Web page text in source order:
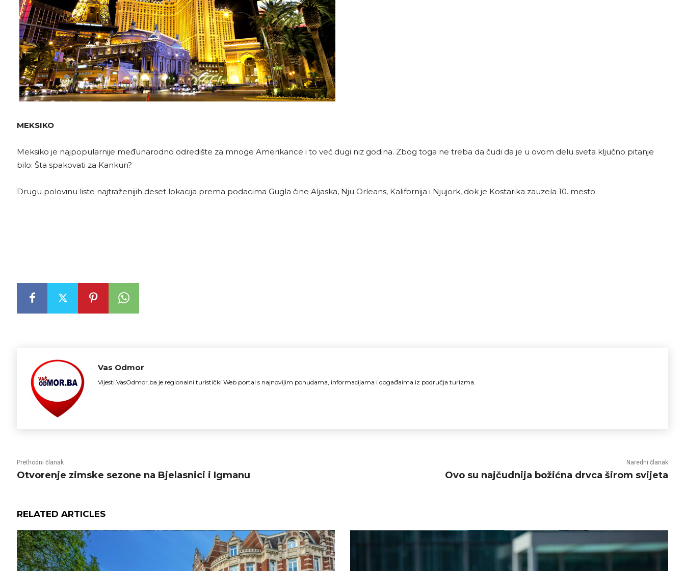
MEKSIKO
Meksiko je najpopularnije međunarodno odredište za mnoge Amerikance i to već dugi niz godina. Zbog toga ne treba da čudi da je u ovom delu sveta ključno pitanje
bilo: Šta spakovati za Kankun?
Drugu polovinu liste najtraženijih deset lokacija prema podacima Gugla čine Aljaska, Nju Orleans, Kalifornija i Njujork, dok je Kostarika zauzela 10. mesto.
Vas Odmor
Vijesti.VasOdmor.ba je regionalni turistički Web portal s najnovijim ponudama, informacijama i događaima iz područja turizma.
Prethodni članak
Otvorenje zimske sezone na Bjelasnici i Igmanu
Naredni članak
Ovo su najčudnija božićna drvca širom svijeta
RELATED ARTICLES